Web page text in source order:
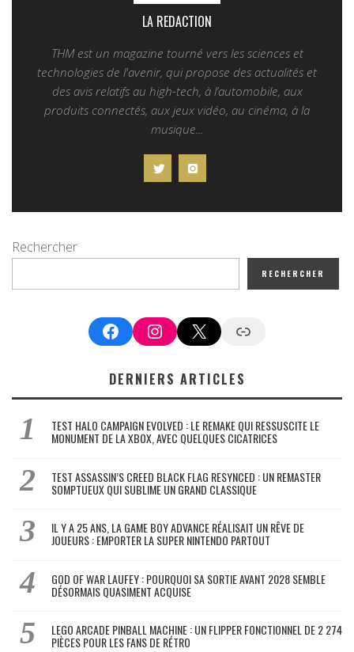
LA REDACTION
THM est un magazine tourné vers les sciences et
technologies de l'avenir, qui propose des actualités et
des avis relatifs au high-tech, à l’automobile, aux
produits connectés, aux jeux vidéo, au cinéma, à la
musique...
Rechercher
RECHERCHER
FacebookInstagram
X Google News
DERNIERS ARTICLES
TEST HALO CAMPAIGN EVOLVED : LE REMAKE QUI RESSUSCITE LE
MONUMENT DE LA XBOX, AVEC QUELQUES CICATRICES
TEST ASSASSIN’S CREED BLACK FLAG RESYNCED : UN REMASTER
SOMPTUEUX QUI SUBLIME UN GRAND CLASSIQUE
IL Y A 25 ANS, LA GAME BOY ADVANCE RÉALISAIT UN RÊVE DE
JOUEURS : EMPORTER LA SUPER NINTENDO PARTOUT
GOD OF WAR LAUFEY : POURQUOI SA SORTIE AVANT 2028 SEMBLE
DÉSORMAIS QUASIMENT ACQUISE
LEGO ARCADE PINBALL MACHINE : UN FLIPPER FONCTIONNEL DE 2 274
PIÈCES POUR LES FANS DE RÉTRO